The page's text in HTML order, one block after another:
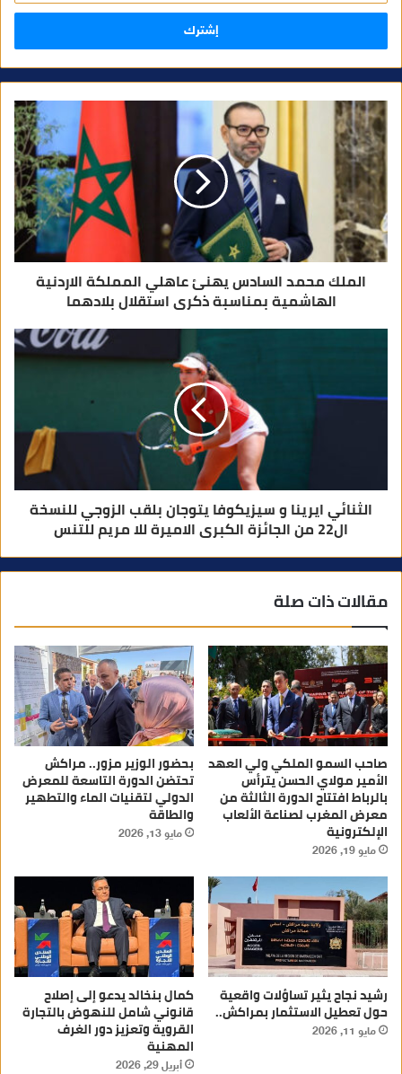
ل
ر
ا
ل
ك
ر
و
ن
ي
الملك محمد السادس يهنئ عاهلي المملكة الاردنية
الهاشمية بمناسبة ذكرى استقلال بلادهما
الثنائي ايرينا و سيزيكوفا يتوجان بلقب الزوجي للنسخة
ال22 من الجائزة الكبرى الاميرة للا مريم للتنس
مقالات ذات صلة
صاحب السمو الملكي ولي العهد
الأمير مولاي الحسن يترأس
بالرباط افتتاح الدورة الثالثة من
معرض المغرب لصناعة الألعاب
الإلكترونية
مايو 19, 2026
بحضور الوزير مزور.. مراكش
تحتضن الدورة التاسعة للمعرض
الدولي لتقنيات الماء والتطهير
والطاقة
مايو 13, 2026
رشيد نجاح يثير تساؤلات واقعية
حول تعطيل الاستثمار بمراكش..
مايو 11, 2026
كمال بنخالد يدعو إلى إصلاح
قانوني شامل للنهوض بالتجارة
القروية وتعزيز دور الغرف
المهنية
أبريل 29, 2026